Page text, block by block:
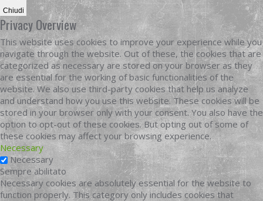
Chiudi
Privacy Overview
This website uses cookies to improve your experience while you
navigate through the website. Out of these, the cookies that are
categorized as necessary are stored on your browser as they
are essential for the working of basic functionalities of the
website. We also use third-party cookies that help us analyze
and understand how you use this website. These cookies will be
stored in your browser only with your consent. You also have the
option to opt-out of these cookies. But opting out of some of
these cookies may affect your browsing experience.
Necessary
Necessary
Sempre abilitato
Necessary cookies are absolutely essential for the website to
function properly. This category only includes cookies that